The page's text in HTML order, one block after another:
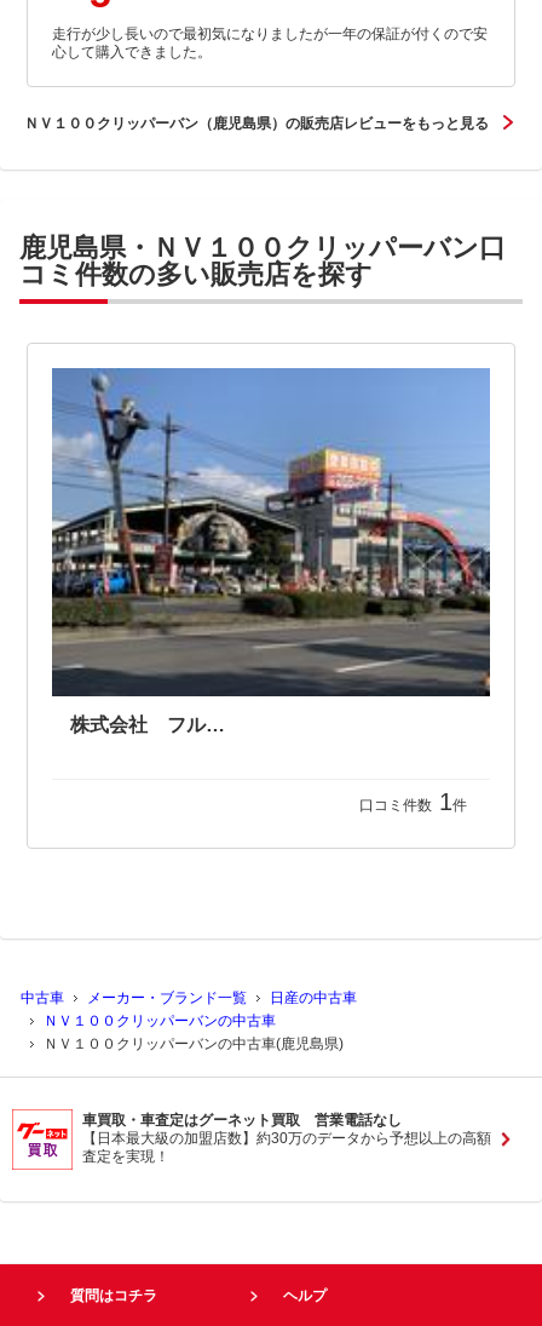
走行が少し長いので最初気になりましたが一年の保証が付くので安
心して購入できました。
ＮＶ１００クリッパーバン（鹿児島県）の販売店レビューをもっと見る
鹿児島県・ＮＶ１００クリッパーバン口
コミ件数の多い販売店を探す
株式会社 フルカワ
口コミ件数 1件
中古車 メーカー・ブランド一覧
日産の中古車
ＮＶ１００クリッパーバンの中古車
ＮＶ１００クリッパーバンの中古車(鹿児島県)
車買取・車査定はグーネット買取 営業電話なし
【日本最大級の加盟店数】約30万のデータから予想以上の高額
査定を実現！
質問はコチラ ヘルプ